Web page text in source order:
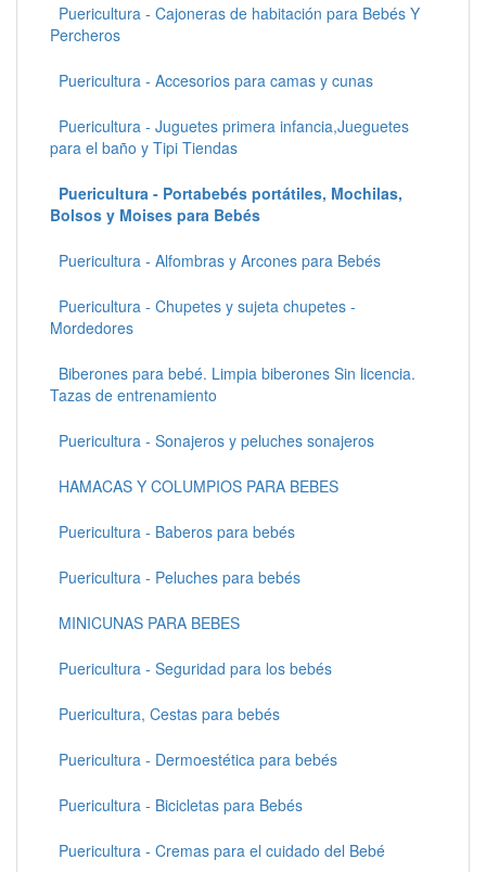
Puericultura - Cajoneras de habitación para Bebés Y
Percheros
Puericultura - Accesorios para camas y cunas
Puericultura - Juguetes primera infancia,Jueguetes
para el baño y Tipi Tiendas
Puericultura - Portabebés portátiles, Mochilas,
Bolsos y Moises para Bebés
Puericultura - Alfombras y Arcones para Bebés
Puericultura - Chupetes y sujeta chupetes -
Mordedores
Biberones para bebé. Limpia biberones Sin licencia.
Tazas de entrenamiento
Puericultura - Sonajeros y peluches sonajeros
HAMACAS Y COLUMPIOS PARA BEBES
Puericultura - Baberos para bebés
Puericultura - Peluches para bebés
MINICUNAS PARA BEBES
Puericultura - Seguridad para los bebés
Puericultura, Cestas para bebés
Puericultura - Dermoestética para bebés
Puericultura - Bicicletas para Bebés
Puericultura - Cremas para el cuidado del Bebé